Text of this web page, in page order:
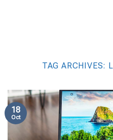
TAG ARCHIVES:
18
Oct